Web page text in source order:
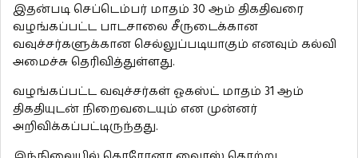
இதன்படி செப்டெம்பர் மாதம் 30 ஆம் திகதிவரை
வழங்கப்பட்ட பாடசாலை சீருடைக்கான
வவுச்சர்களுக்கான செல்லுப்படியாகும் எனவும் கல்வி
அமைச்சு தெரிவித்துள்ளது.
வழங்கப்பட்ட வவுச்சர்கள் ஓகஸ்ட் மாதம் 31 ஆம்
திகதியுடன் நிறைவடையும் என முன்னர்
அறிவிக்கப்பட்டிருந்தது.